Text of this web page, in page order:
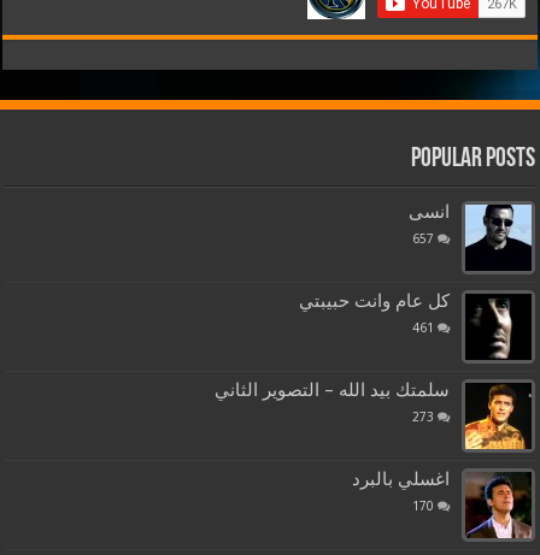
Popular Posts
انسى
657
كل عام وانت حبيبتي
461
سلمتك بيد الله – التصوير الثاني
273
اغسلي بالبرد
170